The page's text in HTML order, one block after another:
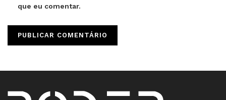
que eu comentar.